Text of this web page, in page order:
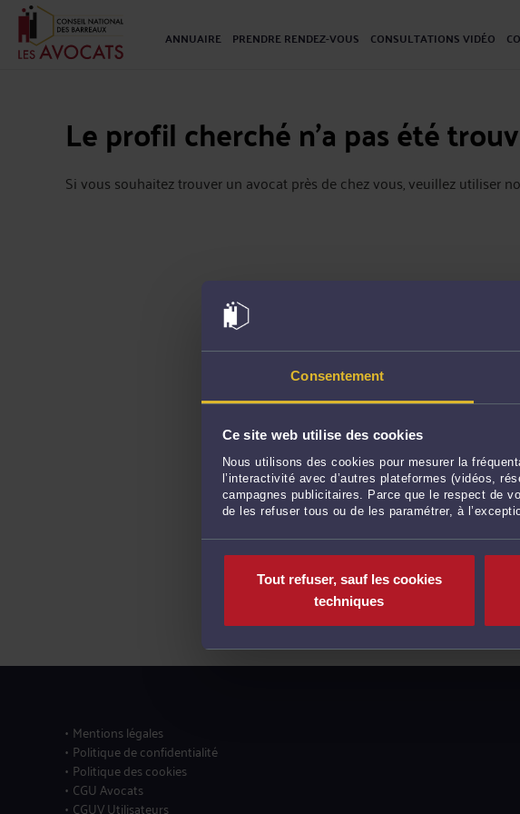
Consentement
Ce site web utilise des cookies
Nous utilisons des cookies pour mesurer la
l’interactivité avec d’autres plateformes (vidéos,
campagnes publicitaires. Parce que le respect de
de les refuser tous ou de les paramétrer, à
Tout refuser, sauf les cookies
techniques
ANNUAIRE PRENDRE RENDEZ-VOUS CONSULTATIONS VIDÉO
Le profil cherché n'a pas été
Si vous souhaitez trouver un avocat près de chez vous, veuillez utiliser
Mentions légales
Politique de confidentialité
Politique des cookies
CGU Avocats
CGUV Utilisateurs